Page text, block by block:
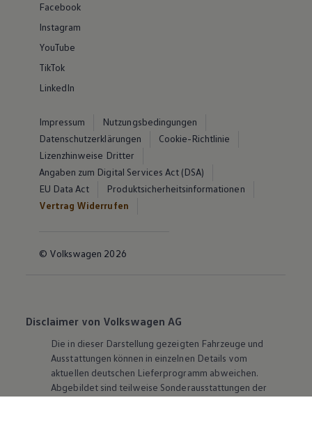
Facebook
Instagram
YouTube
TikTok
LinkedIn
Impressum
Nutzungsbedingungen
Datenschutzerklärungen
Cookie-Richtlinie
Lizenzhinweise Dritter
Angaben zum Digital Services Act (DSA)
EU Data Act
Produktsicherheitsinformationen
Vertrag Widerrufen
© Volkswagen 2026
Disclaimer von Volkswagen AG
Die in dieser Darstellung gezeigten Fahrzeuge und
Ausstattungen können in einzelnen Details vom
aktuellen deutschen Lieferprogramm abweichen.
Abgebildet sind teilweise Sonderausstattungen der